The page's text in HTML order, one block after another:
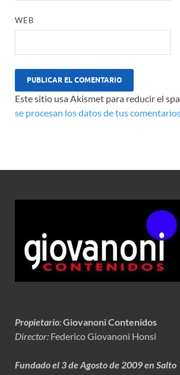
WEB
Este sitio usa Akismet para reducir el
se procesan los datos de tus
Propietario:Giovanoni Contenidos
Director: Federico Giovanoni Honsi
Fundado el 3 de Agosto de 2009 en Salto